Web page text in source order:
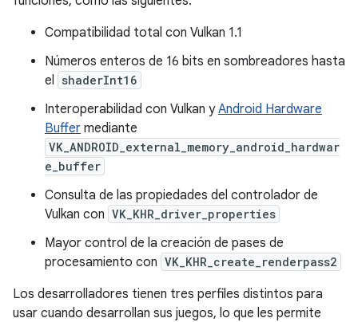
Compatibilidad total con Vulkan 1.1
Números enteros de 16 bits en sombreadores hasta
el shaderInt16
Interoperabilidad con Vulkan yAndroid Hardware
Buffer mediante
VK_ANDROID_external_memory_android_hardwar
e_buffer
Consulta de las propiedades del controlador de
Vulkan con VK_KHR_driver_properties
Mayor control de la creación de pases de
procesamiento con VK_KHR_create_renderpass2
Los desarrolladores tienen tres perfiles distintos para
usar cuando desarrollan sus juegos, lo que les permite